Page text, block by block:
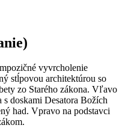
vyvrcholenie
stĺpovou architektúrou so
zo Starého zákona. Vľavo
s doskami Desatora Božích
had. Vpravo na podstavci